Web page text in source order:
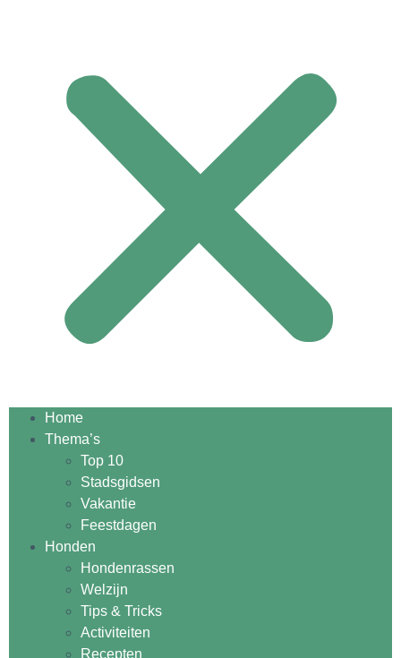
Home
Thema’s
Top 10
Stadsgidsen
Vakantie
Feestdagen
Honden
Hondenrassen
Welzijn
Tips & Tricks
Activiteiten
Recepten